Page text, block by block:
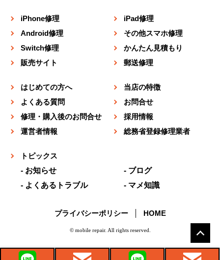
iPhone修理
iPad修理
Android修理
その他スマホ修理
Switch修理
かんたん見積もり
販売サイト
郵送修理
はじめての方へ
当店の特徴
よくある質問
お問合せ
修理・購入後のお問合せ
採用情報
運営者情報
総務省登録修理業者
トピックス
お知らせ
ブログ
よくあるトラブル
マメ知識
プライバシーポリシー HOME
© mobile repair. All rights reserved.